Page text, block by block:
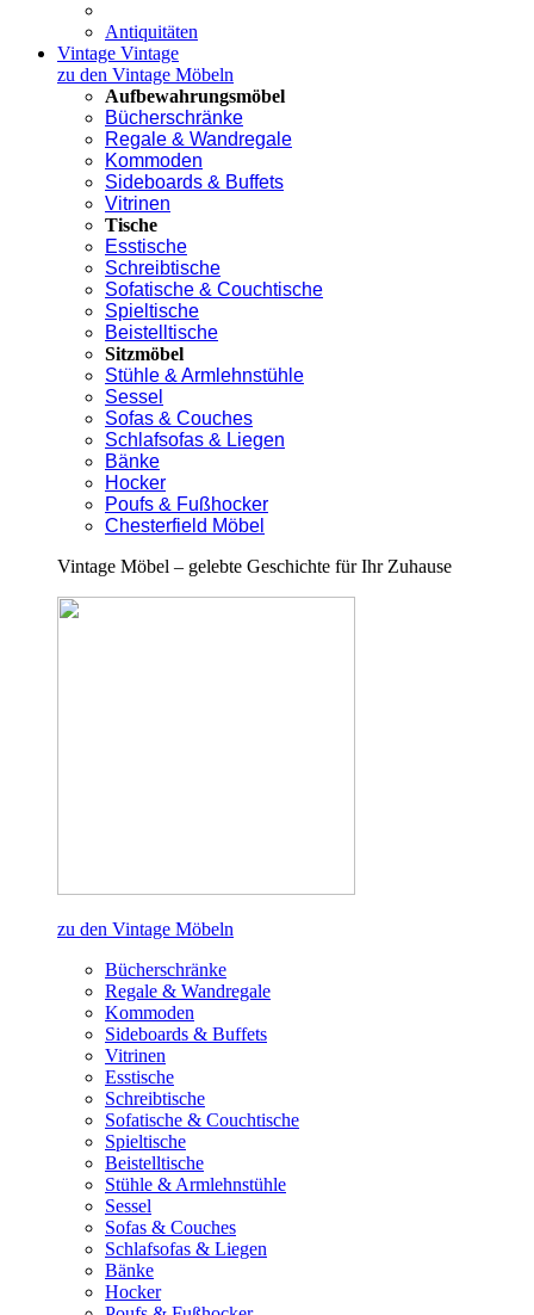
Antiquitäten
Vintage Vintage
zu den Vintage Möbeln
Aufbewahrungsmöbel
Bücherschränke
Regale & Wandregale
Kommoden
Sideboards & Buffets
Vitrinen
Tische
Esstische
Schreibtische
Sofatische & Couchtische
Spieltische
Beistelltische
Sitzmöbel
Stühle & Armlehnstühle
Sessel
Sofas & Couches
Schlafsofas & Liegen
Bänke
Hocker
Poufs & Fußhocker
Chesterfield Möbel
Vintage Möbel – gelebte Geschichte für Ihr Zuhause
zu den Vintage Möbeln
Bücherschränke
Regale & Wandregale
Kommoden
Sideboards & Buffets
Vitrinen
Esstische
Schreibtische
Sofatische & Couchtische
Spieltische
Beistelltische
Stühle & Armlehnstühle
Sessel
Sofas & Couches
Schlafsofas & Liegen
Bänke
Hocker